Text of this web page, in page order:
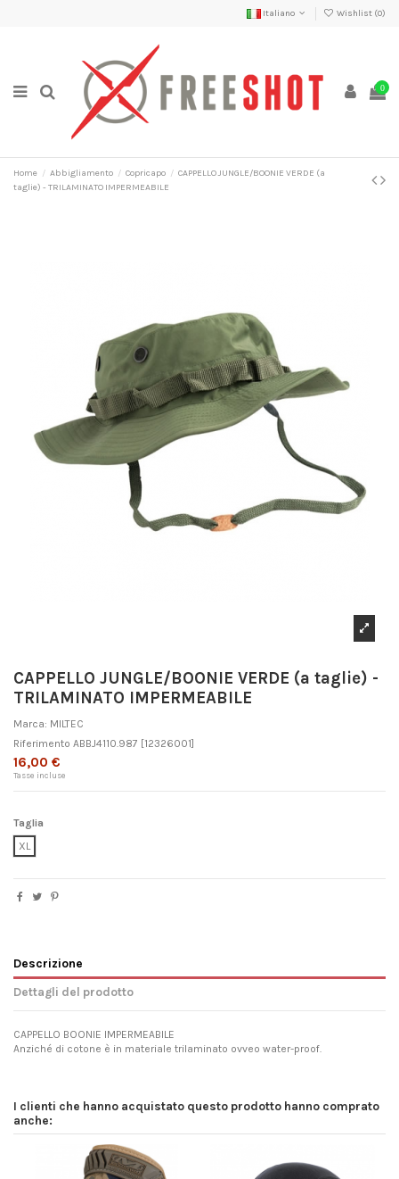
Italiano Wishlist (0)
0
Home Abbigliamento Copricapo
CAPPELLO JUNGLE/BOONIE VERDE (a
taglie) - TRILAMINATO IMPERMEABILE
CAPPELLO JUNGLE/BOONIE VERDE (a taglie) -
TRILAMINATO IMPERMEABILE
Marca: MILTEC
Riferimento ABBJ4110.987 [12326001]
16,00 €
Tasse incluse
Taglia
XL
Descrizione
Dettagli del prodotto
CAPPELLO BOONIE IMPERMEABILE
Anziché di cotone è in materiale trilaminato ovveo water-proof.
I clienti che hanno acquistato questo prodotto hanno comprato
anche: